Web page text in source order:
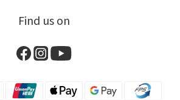
Find us on